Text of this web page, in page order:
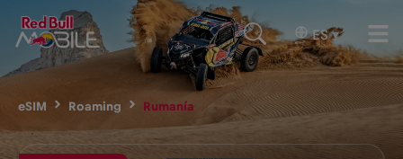
ES ▾
eSIM Roaming Rumanía